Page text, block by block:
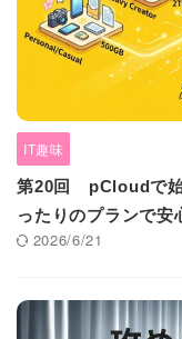
IT趣味
第20回 pCloudで始
ったりのプランで安
2026/6/21